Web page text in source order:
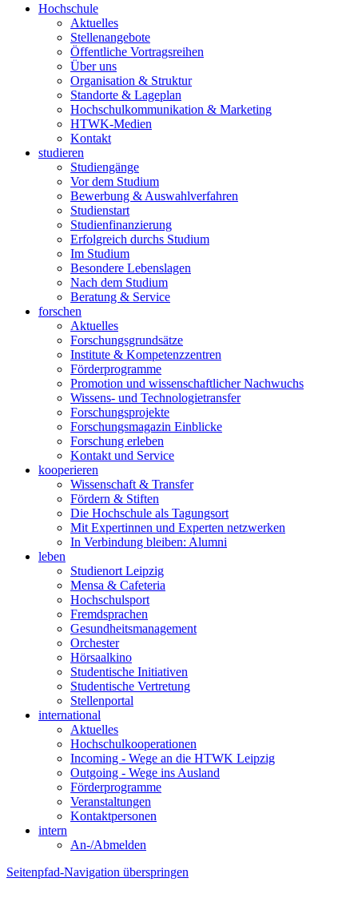
Hochschule
Aktuelles
Stellenangebote
Öffentliche Vortragsreihen
Über uns
Organisation & Struktur
Standorte & Lageplan
Hochschulkommunikation & Marketing
HTWK-Medien
Kontakt
studieren
Studiengänge
Vor dem Studium
Bewerbung & Auswahlverfahren
Studienstart
Studienfinanzierung
Erfolgreich durchs Studium
Im Studium
Besondere Lebenslagen
Nach dem Studium
Beratung & Service
forschen
Aktuelles
Forschungsgrundsätze
Institute & Kompetenzzentren
Förderprogramme
Promotion und wissenschaftlicher Nachwuchs
Wissens- und Technologietransfer
Forschungsprojekte
Forschungsmagazin Einblicke
Forschung erleben
Kontakt und Service
kooperieren
Wissenschaft & Transfer
Fördern & Stiften
Die Hochschule als Tagungsort
Mit Expertinnen und Experten netzwerken
In Verbindung bleiben: Alumni
leben
Studienort Leipzig
Mensa & Cafeteria
Hochschulsport
Fremdsprachen
Gesundheitsmanagement
Orchester
Hörsaalkino
Studentische Initiativen
Studentische Vertretung
Stellenportal
international
Aktuelles
Hochschulkooperationen
Incoming - Wege an die HTWK Leipzig
Outgoing - Wege ins Ausland
Förderprogramme
Veranstaltungen
Kontaktpersonen
intern
An-/Abmelden
Seitenpfad-Navigation überspringen